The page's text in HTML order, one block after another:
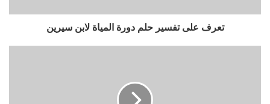
تعرف على تفسير حلم دورة المياة لابن سيرين